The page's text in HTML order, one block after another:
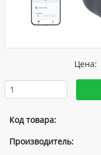
Цена:
Код товара:
Производитель: